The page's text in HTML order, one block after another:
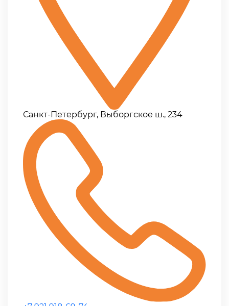
Санкт-Петербург, Выборгское ш., 234